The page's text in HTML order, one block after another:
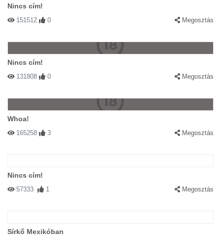
Nincs cím!
151512 0 Megosztás
Nincs cím!
131808 0 Megosztás
Whoa!
165258 3 Megosztás
Nincs cím!
57333 1 Megosztás
Sírkő Mexikóban